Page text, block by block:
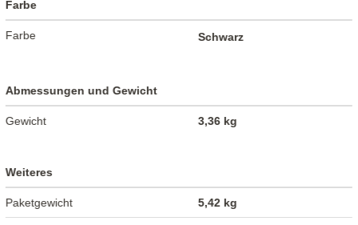
Farbe
Farbe Schwarz
Abmessungen und Gewicht
Gewicht 3,36 kg
Weiteres
Paketgewicht 5,42 kg